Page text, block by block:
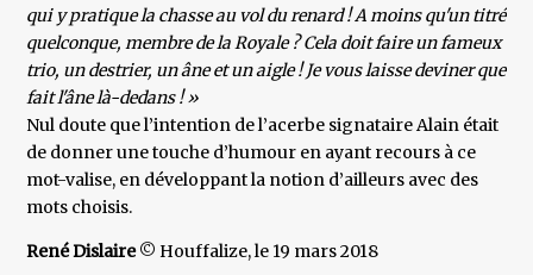
qui y pratique la chasse au vol du renard ! A moins qu'un titré
quelconque, membre de la Royale ? Cela doit faire un fameux
trio, un destrier, un âne et un aigle ! Je vous laisse deviner que
fait l'âne là-dedans ! »
Nul doute que l’intention de l’acerbe signataire Alain était
de donner une touche d’humour en ayant recours à ce
mot-valise, en développant la notion d’ailleurs avec des
mots choisis.
René Dislaire© Houffalize, le 19 mars 2018